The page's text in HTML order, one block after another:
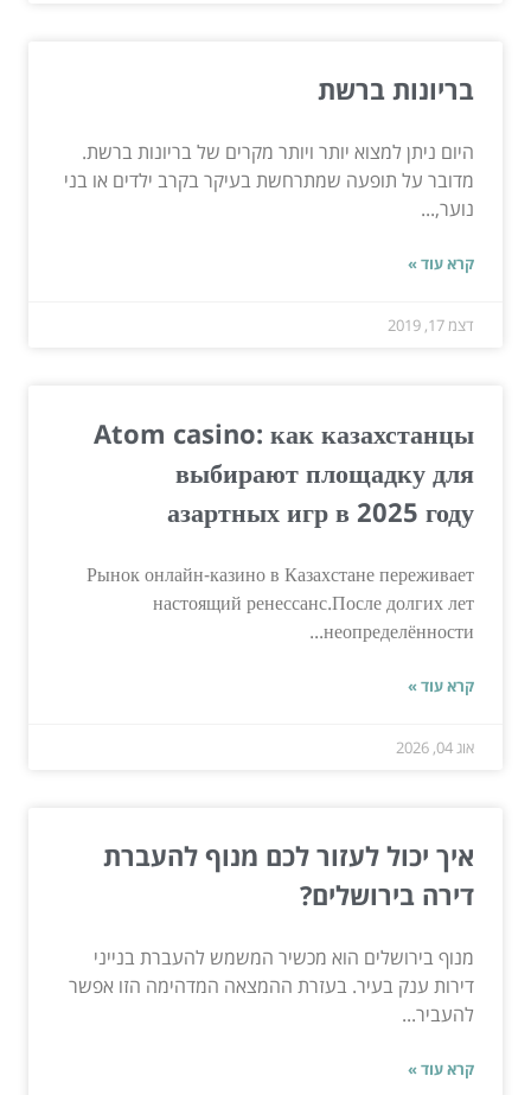
בריונות ברשת
היום ניתן למצוא יותר ויותר מקרים של בריונות ברשת.
מדובר על תופעה שמתרחשת בעיקר בקרב ילדים או בני
נוער,...
קרא עוד »
דצמ 17, 2019
Atom casino: как казахстанцы
выбирают площадку для
азартных игр в 2025 году
Рынок онлайн-казино в Казахстане переживает
настоящий ренессанс.После долгих лет
неопределённости...
קרא עוד »
אוג 04, 2026
איך יכול לעזור לכם מנוף להעברת
דירה בירושלים?
מנוף בירושלים הוא מכשיר המשמש להעברת בנייני
דירות ענק בעיר. בעזרת ההמצאה המדהימה הזו אפשר
להעביר...
קרא עוד »